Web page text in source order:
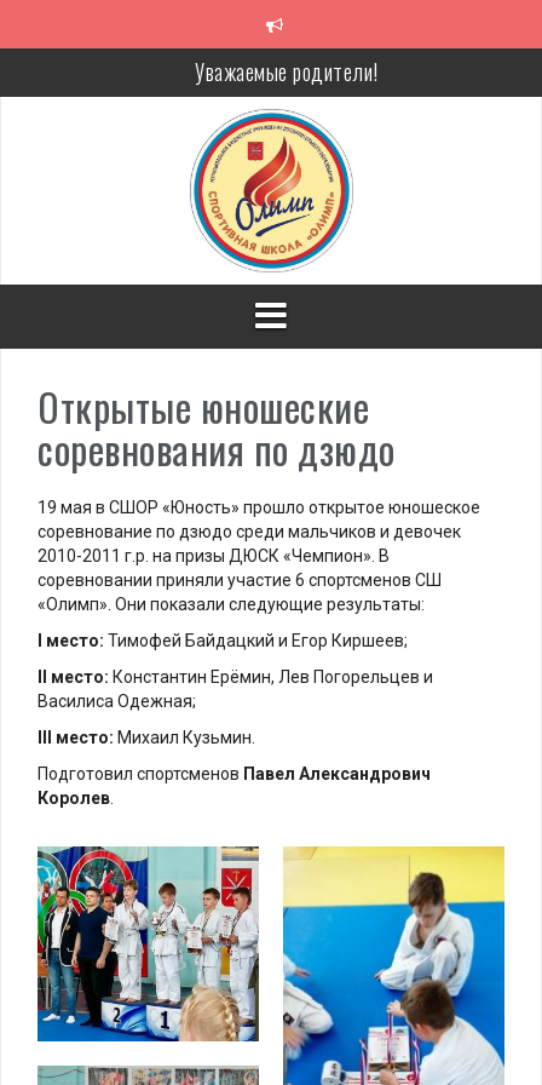
Уважаемые родители!
Алкоголь — путь в никуда
Решение спора без суда
Проголосуй за объекты благоустройства!
Открытые юношеские
соревнования по дзюдо
19 мая в СШОР «Юность» прошло открытое юношеское
соревнование по дзюдо среди мальчиков и девочек
2010-2011 г.р. на призы ДЮСК «Чемпион». В
соревновании приняли участие 6 спортсменов СШ
«Олимп». Они показали следующие результаты:
I место: Тимофей Байдацкий и Егор Киршеев;
II место: Константин Ерёмин, Лев Погорельцев и
Василиса Одежная;
III место: Михаил Кузьмин.
Подготовил спортсменов Павел Александрович
Королев